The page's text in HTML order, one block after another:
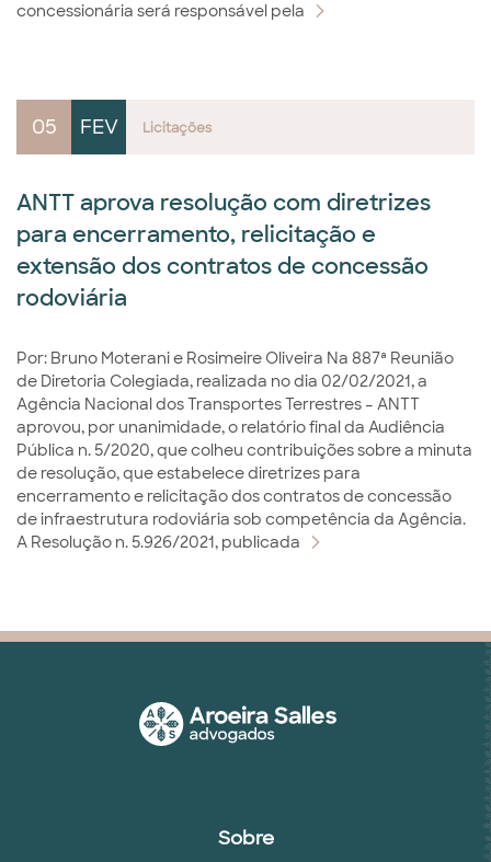
concessionária será responsável pela
05 FEV Licitações
ANTT aprova resolução com diretrizes
para encerramento, relicitação e
extensão dos contratos de concessão
rodoviária
Por: Bruno Moterani e Rosimeire Oliveira Na 887ª Reunião
de Diretoria Colegiada, realizada no dia 02/02/2021, a
Agência Nacional dos Transportes Terrestres – ANTT
aprovou, por unanimidade, o relatório final da Audiência
Pública n. 5/2020, que colheu contribuições sobre a minuta
de resolução, que estabelece diretrizes para
encerramento e relicitação dos contratos de concessão
de infraestrutura rodoviária sob competência da Agência.
A Resolução n. 5.926/2021, publicada
Sobre